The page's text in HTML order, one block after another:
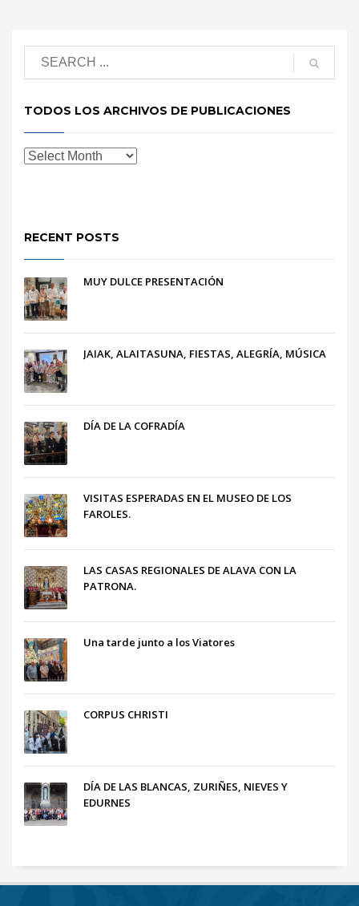
TODOS LOS ARCHIVOS DE PUBLICACIONES
RECENT POSTS
MUY DULCE PRESENTACIÓN
JAIAK, ALAITASUNA, FIESTAS, ALEGRÍA, MÚSICA
DÍA DE LA COFRADÍA
VISITAS ESPERADAS EN EL MUSEO DE LOS
FAROLES.
LAS CASAS REGIONALES DE ALAVA CON LA
PATRONA.
Una tarde junto a los Viatores
CORPUS CHRISTI
DÍA DE LAS BLANCAS, ZURIÑES, NIEVES Y
EDURNES